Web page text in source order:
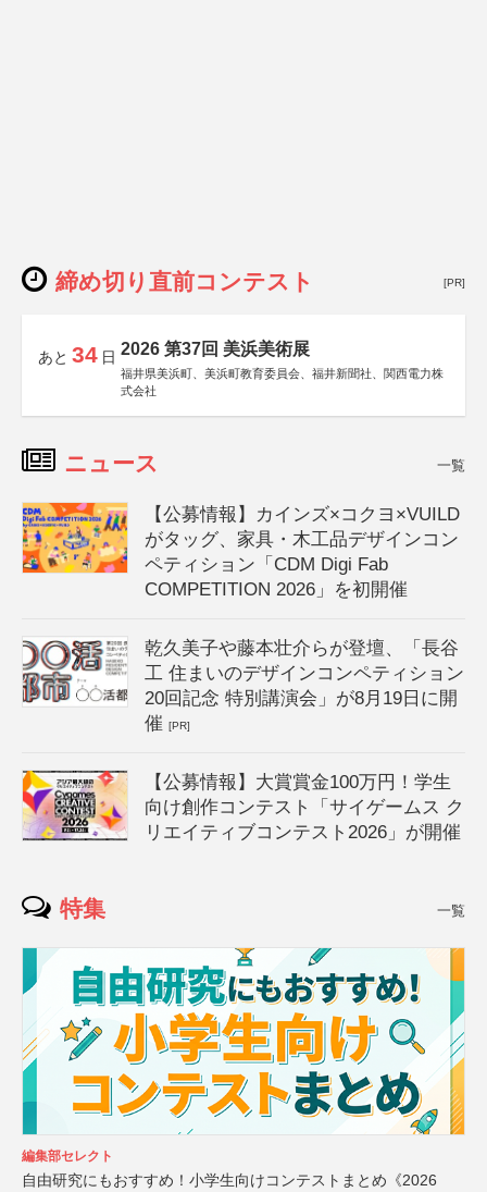
締め切り直前コンテスト [PR]
あと 34 日 2026 第37回 美浜美術展
福井県美浜町、美浜町教育委員会、福井新聞社、関西電力株
式会社
ニュース 一覧
【公募情報】カインズ×コクヨ×VUILD
がタッグ、家具・木工品デザインコン
ペティション「CDM Digi Fab
COMPETITION 2026」を初開催
乾久美子や藤本壮介らが登壇、「長谷
工 住まいのデザインコンペティション
20回記念 特別講演会」が8月19日に開
催[PR]
【公募情報】大賞賞金100万円！学生
向け創作コンテスト「サイゲームス ク
リエイティブコンテスト2026」が開催
特集 一覧
編集部セレクト
自由研究にもおすすめ！小学生向けコンテストまとめ《2026